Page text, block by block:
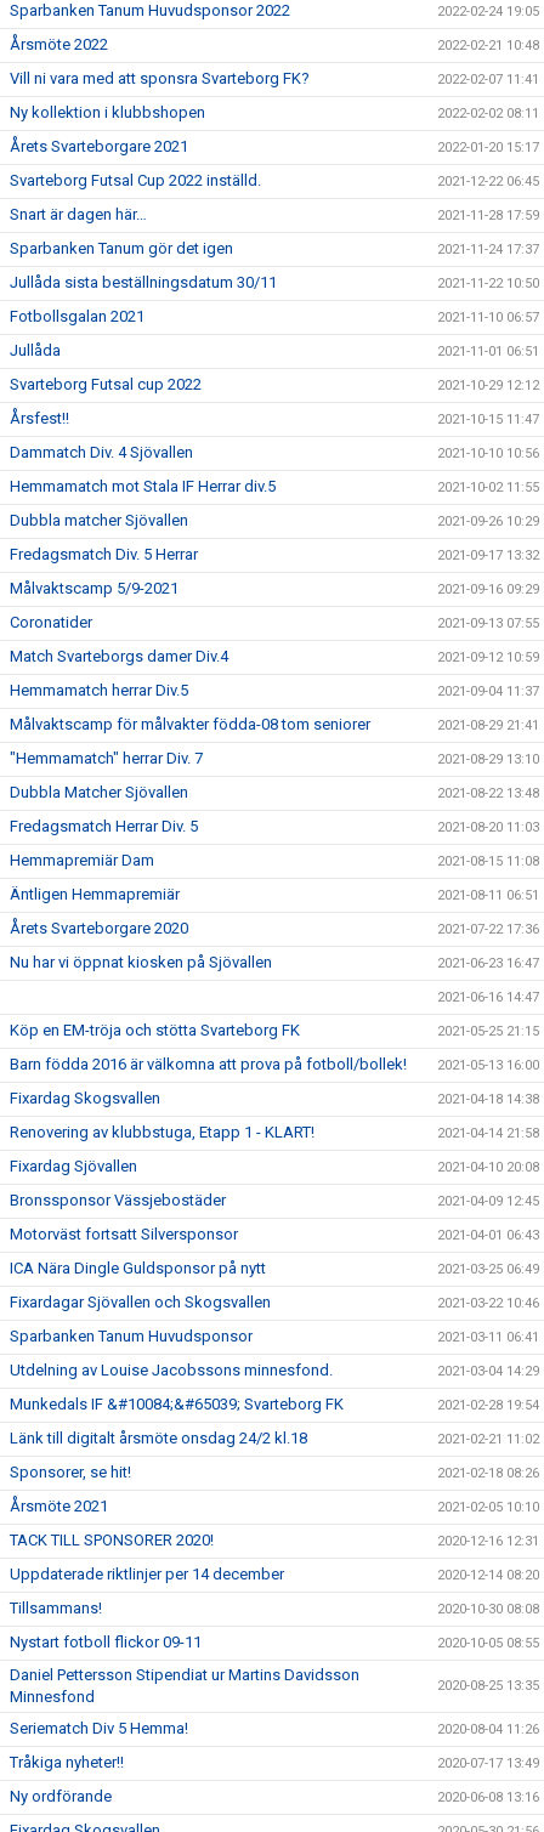
Sparbanken Tanum Huvudsponsor 2022 2022-02-24 19:05
Årsmöte 2022 2022-02-21 10:48
Vill ni vara med att sponsra Svarteborg FK? 2022-02-07 11:41
Ny kollektion i klubbshopen 2022-02-02 08:11
Årets Svarteborgare 2021 2022-01-20 15:17
Svarteborg Futsal Cup 2022 inställd. 2021-12-22 06:45
Snart är dagen här… 2021-11-28 17:59
Sparbanken Tanum gör det igen 2021-11-24 17:37
Jullåda sista beställningsdatum 30/11 2021-11-22 10:50
Fotbollsgalan 2021 2021-11-10 06:57
Jullåda 2021-11-01 06:51
Svarteborg Futsal cup 2022 2021-10-29 12:12
Årsfest!! 2021-10-15 11:47
Dammatch Div. 4 Sjövallen 2021-10-10 10:56
Hemmamatch mot Stala IF Herrar div.5 2021-10-02 11:55
Dubbla matcher Sjövallen 2021-09-26 10:29
Fredagsmatch Div. 5 Herrar 2021-09-17 13:32
Målvaktscamp 5/9-2021 2021-09-16 09:29
Coronatider 2021-09-13 07:55
Match Svarteborgs damer Div.4 2021-09-12 10:59
Hemmamatch herrar Div.5 2021-09-04 11:37
Målvaktscamp för målvakter födda-08 tom seniorer 2021-08-29 21:41
"Hemmamatch" herrar Div. 7 2021-08-29 13:10
Dubbla Matcher Sjövallen 2021-08-22 13:48
Fredagsmatch Herrar Div. 5 2021-08-20 11:03
Hemmapremiär Dam 2021-08-15 11:08
Äntligen Hemmapremiär 2021-08-11 06:51
Årets Svarteborgare 2020 2021-07-22 17:36
Nu har vi öppnat kiosken på Sjövallen 2021-06-23 16:47
2021-06-16 14:47
Köp en EM-tröja och stötta Svarteborg FK 2021-05-25 21:15
Barn födda 2016 är välkomna att prova på fotboll/bollek! 2021-05-13 16:00
Fixardag Skogsvallen 2021-04-18 14:38
Renovering av klubbstuga, Etapp 1 - KLART! 2021-04-14 21:58
Fixardag Sjövallen 2021-04-10 20:08
Bronssponsor Vässjebostäder 2021-04-09 12:45
Motorväst fortsatt Silversponsor 2021-04-01 06:43
ICA Nära Dingle Guldsponsor på nytt 2021-03-25 06:49
Fixardagar Sjövallen och Skogsvallen 2021-03-22 10:46
Sparbanken Tanum Huvudsponsor 2021-03-11 06:41
Utdelning av Louise Jacobssons minnesfond. 2021-03-04 14:29
Munkedals IF &#10084;&#65039; Svarteborg FK 2021-02-28 19:54
Länk till digitalt årsmöte onsdag 24/2 kl.18 2021-02-21 11:02
Sponsorer, se hit! 2021-02-18 08:26
Årsmöte 2021 2021-02-05 10:10
TACK TILL SPONSORER 2020! 2020-12-16 12:31
Uppdaterade riktlinjer per 14 december 2020-12-14 08:20
Tillsammans! 2020-10-30 08:08
Nystart fotboll flickor 09-11 2020-10-05 08:55
Daniel Pettersson Stipendiat ur Martins Davidsson
Minnesfond
2020-08-25 13:35
Seriematch Div 5 Hemma! 2020-08-04 11:26
Tråkiga nyheter!! 2020-07-17 13:49
Ny ordförande 2020-06-08 13:16